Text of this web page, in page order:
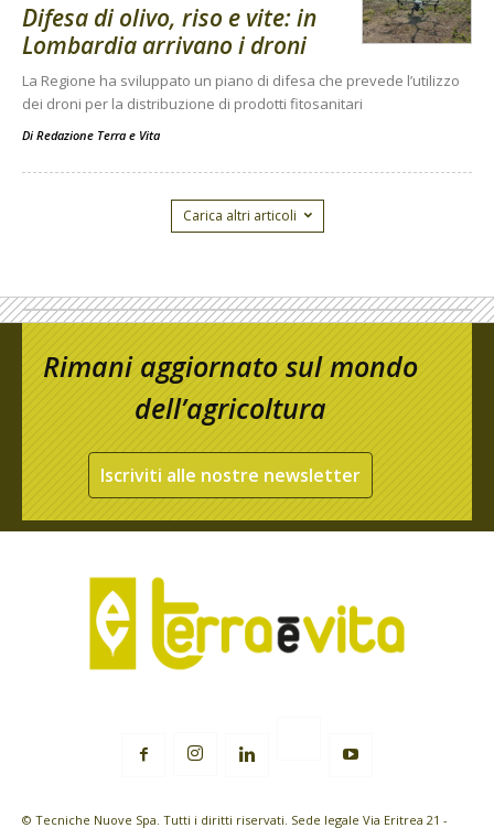
Difesa di olivo, riso e vite: in
Lombardia arrivano i droni
La Regione ha sviluppato un piano di difesa che prevede l’utilizzo
dei droni per la distribuzione di prodotti fitosanitari
Di Redazione Terra e Vita
Carica altri articoli
Rimani aggiornato sul mondo
dell’agricoltura
Iscriviti alle nostre newsletter
© Tecniche Nuove Spa. Tutti i diritti riservati. Sede legale Via Eritrea 21 -